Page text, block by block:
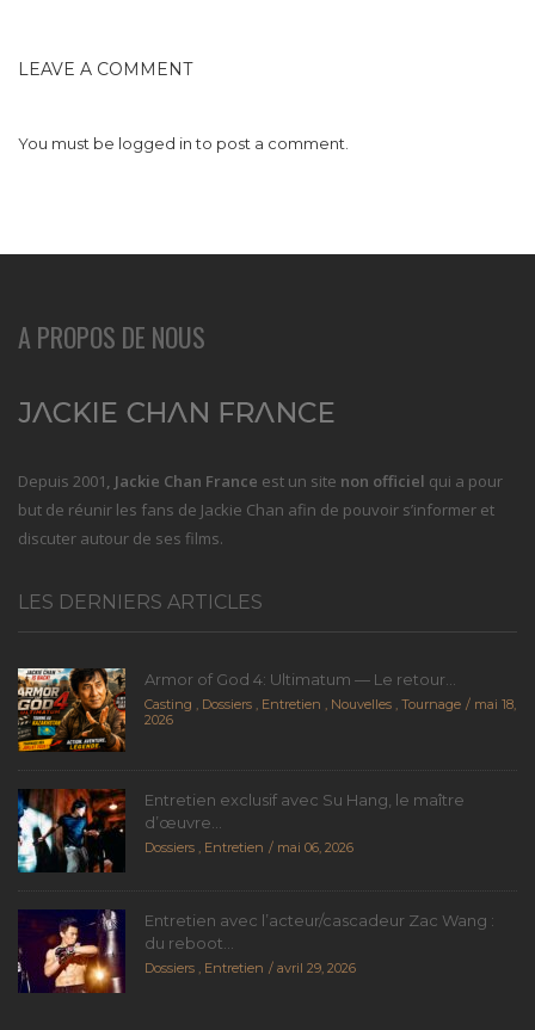
LEAVE A COMMENT
You must be logged into post a comment.
A PROPOS DE NOUS
Depuis 2001, Jackie Chan France est un site non officiel qui a pour
but de réunir les fans de Jackie Chan afin de pouvoir s’informer et
discuter autour de ses films.
LES DERNIERS ARTICLES
Armor of God 4: Ultimatum — Le retour...
Casting Dossiers Entretien Nouvelles Tournage
mai 18,
2026
Entretien exclusif avec Su Hang, le maître
d’œuvre...
Dossiers Entretien mai 06, 2026
Entretien avec l’acteur/cascadeur Zac Wang :
du reboot...
Dossiers Entretien avril 29, 2026